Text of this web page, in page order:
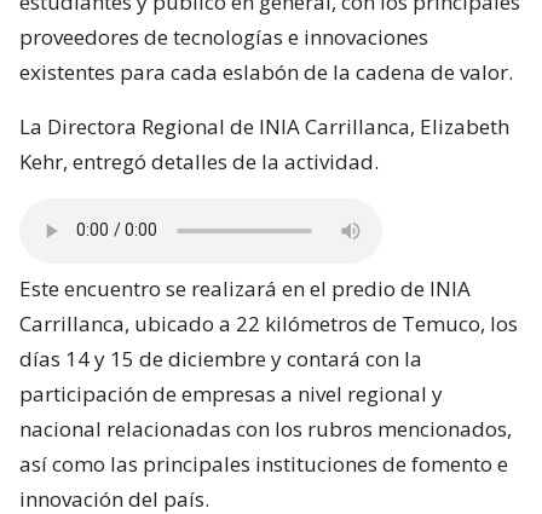
proveedores de tecnologías e innovaciones
existentes para cada eslabón de la cadena de valor.
La Directora Regional de INIA Carrillanca, Elizabeth
Kehr, entregó detalles de la actividad.
Este encuentro se realizará en el predio de INIA
Carrillanca, ubicado a 22 kilómetros de Temuco, los
días 14 y 15 de diciembre y contará con la
participación de empresas a nivel regional y
nacional relacionadas con los rubros mencionados,
así como las principales instituciones de fomento e
innovación del país.